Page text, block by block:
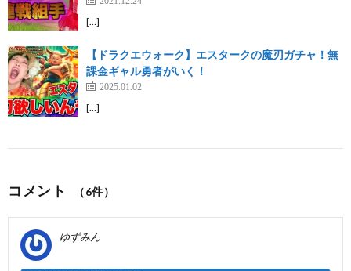
[…]
【ドラクエウォーク】エスタークの魔刃ガチャ！無
課金ギャル勇者がいく！
2025.01.02
[…]
コメント （6件）
ゆずみん